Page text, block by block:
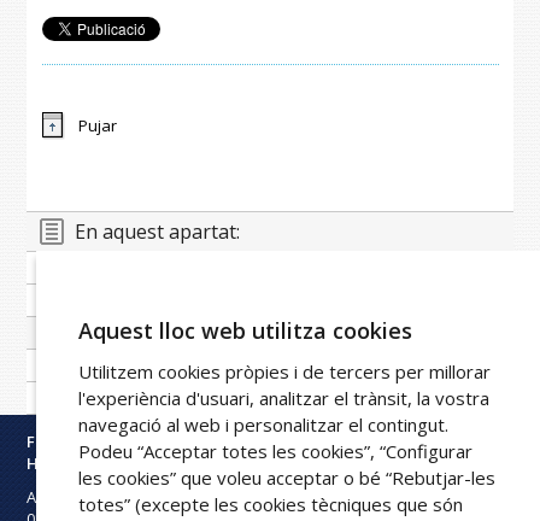
Pujar
En aquest apartat:
Formació
Cursos de perfeccionament
Comissions i comitès
Fundació Privada
Hospital Asil de Granollers
Avinguda Francesc Ribas s/n
Aquest lloc web utilitza cookies
Utilitzem cookies pròpies i de tercers per millorar
l'experiència d'usuari, analitzar el trànsit, la vostra
navegació al web i personalitzar el contingut.
Podeu “Acceptar totes les cookies”, “Configurar
les cookies” que voleu acceptar o bé “Rebutjar-les
totes” (excepte les cookies tècniques que són